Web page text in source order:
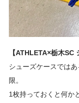
【ATHLETA×栃木SC
シューズケースでは
限。
1枚持っておくと何か